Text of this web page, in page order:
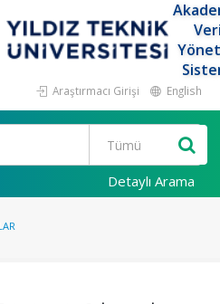
Araştırmacı Girişi English
Detaylı Arama